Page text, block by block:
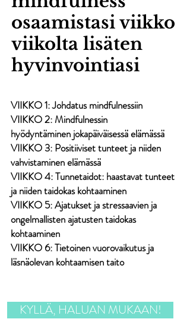
osaamistasi viikko
viikolta lisäten
hyvinvointiasi
VIIKKO 1: Johdatus mindfulnessiin
VIIKKO 2: Mindfulnessin
hyödyntäminen jokapäiväisessä elämässä
VIIKKO 3: Positiiviset tunteet ja niiden
vahvistaminen elämässä
VIIKKO 4: Tunnetaidot: haastavat tunteet
ja niiden taidokas kohtaaminen
VIIKKO 5: Ajatukset ja stressaavien ja
ongelmallisten ajatusten taidokas
kohtaaminen
VIIKKO 6: Tietoinen vuorovaikutus ja
läsnäolevan kohtaamisen taito
KYLLÄ, HALUAN MUKAAN!